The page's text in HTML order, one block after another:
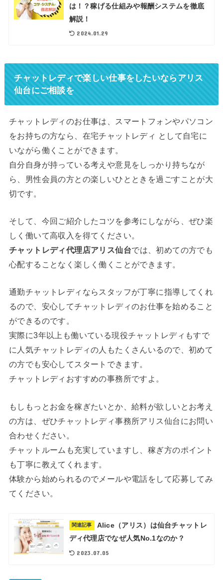
は！？稼げる仕組みや報酬システムを徹底
解説！
2024.01.29
チャットレディで楽しい仕事をしたいならアリス
仙台にご相談を
チャットレディのお仕事は、スマートフォンやパソコン
をお持ちの方なら、在宅チャットレディ として自宅に
いながら働くことができます。
自分自身が持っている考えや意見をしっかり持ちなが
ら、男性会員の方との楽しいひとときを過ごすことが大
切です。
そして、今回ご紹介したコツを参考にしながら、ぜひ楽
しく働いて高収入を得てください。
チャットレディ代理店アリス仙台では、初めての方でも
心配することなく楽しく働くことができます。
通勤チャットレディならスタッフが丁寧に指導してくれ
るので、安心してチャットレディのお仕事を始めること
ができるのです。
実際に3年以上も働いている現役チャットレディもすで
に人気チャットレディの人もたくさんいるので、初めて
の方でも安心してスタートできます。
チャットレディおすすめの事務所ですよ。
もしもっとお金を稼ぎたいとか、給料が欲しいとお考え
の方は、ぜひチャットレディ事務所アリス仙台にお問い
合わせください。
チャットルームも充実していますし、稼ぎ方のポイント
も丁寧に教えてくれます。
体験から始められるのでメールや電話をして応募してみ
てください。
関連記事
Alice（アリス）は仙台チャットレ
ディ代理店でなぜ人気No.1なのか？
2023.07.05